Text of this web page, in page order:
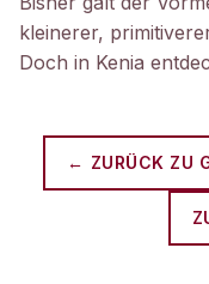
kleinerer,
Doch in Kenia
← ZURÜCK ZU